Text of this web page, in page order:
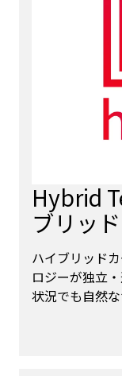
Hybrid
ブリッ
ハイブリッド
ロジーが独立
状況でも自然